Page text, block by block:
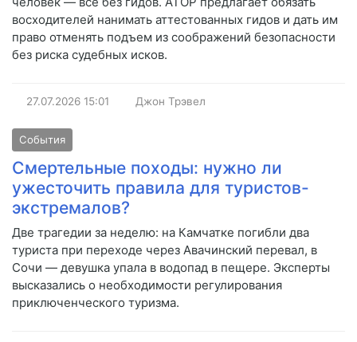
восходителей нанимать аттестованных гидов и дать им
право отменять подъем из соображений безопасности
без риска судебных исков.
27.07.2026 15:01 Джон Трэвел
События
Смертельные походы: нужно ли
ужесточить правила для туристов-
экстремалов?
Две трагедии за неделю: на Камчатке погибли два
туриста при переходе через Авачинский перевал, в
Сочи — девушка упала в водопад в пещере. Эксперты
высказались о необходимости регулирования
приключенческого туризма.